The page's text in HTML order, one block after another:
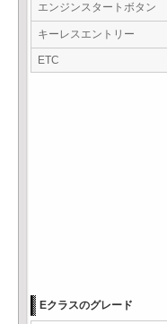
エンジンスタートボタン
キーレスエントリー
ETC
Eクラスのグレード